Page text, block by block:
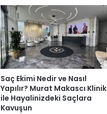
Saç Ekimi Nedir ve Nasıl
Yapılır? Murat Makascı Klinik
ile Hayalinizdeki Saçlara
Kavuşun